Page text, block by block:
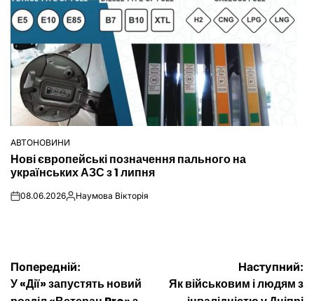
ОПУБЛІКУВАТИ
У
АВТОНОВИНИ
Нові європейські позначення пального на
українських АЗС з 1 липня
on08.06.2026Опубліковано
Наумова Вікторія
Навігація
Попередній:
У «Дії» запустять новий
Наступний:
Як військовим і людям з